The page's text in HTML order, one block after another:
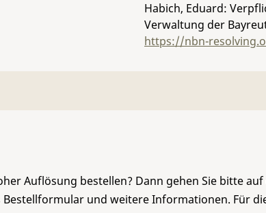
Habich, Eduard:
Verwaltung der
https://nbn-
Auflösung bestellen? Dann gehen Sie bitte auf
und weitere Informationen. Für